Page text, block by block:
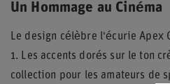
Un Hommage au Cinéma
Le design célèbre l'écurie Apex
1. Les accents dorés sur le ton
collection pour les amateurs de